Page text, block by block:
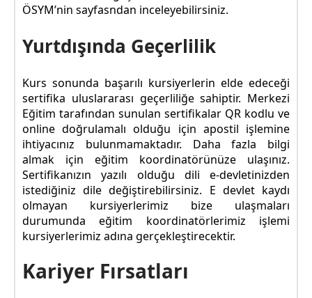
ÖSYM’nin sayfasndan inceleyebilirsiniz.
Yurtdışında Geçerlilik
Kurs sonunda başarılı kursiyerlerin elde edeceği
sertifika uluslararası geçerliliğe sahiptir. Merkezi
Eğitim tarafından sunulan sertifikalar QR kodlu ve
online doğrulamalı olduğu için apostil işlemine
ihtiyacınız bulunmamaktadır. Daha fazla bilgi
almak için eğitim koordinatörünüze ulaşınız.
Sertifikanızın yazılı olduğu dili e-devletinizden
istediğiniz dile değiştirebilirsiniz. E devlet kaydı
olmayan kursiyerlerimiz bize ulaşmaları
durumunda eğitim koordinatörlerimiz işlemi
kursiyerlerimiz adına gerçekleştirecektir.
Kariyer Fırsatları